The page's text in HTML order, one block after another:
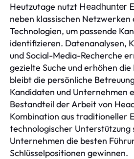
Heutzutage nutzt Headhunter
neben klassischen Netzwerken
Technologien, um passende
identifizieren. Datenanalysen,
und Social-Media-Recherche
gezielte Suche und erhöhen
bleibt die persönliche
Kandidaten und Unternehmen
Bestandteil der Arbeit von
Kombination aus traditioneller
technologischer Unterstützung
Unternehmen die besten
Schlüsselpositionen gewinnen.